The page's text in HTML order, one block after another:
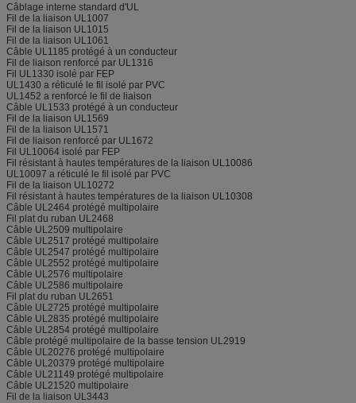
Câble plat de Conductorof IDC
OEM, OEM de câble plat d'IDC
PackagingDetail de câble plat d'IDC Poly-sac et carton
Câble plat de Lengthof IDC
Câble plat de Certificateof IDC
UL, ROHS
Câble plat de Detailof IDC de la
livraison
Câblage interne standard d'UL
Fil de la liaison UL1007
Fil de la liaison UL1015
Fil de la liaison UL1061
Câble UL1185 protégé à un conducteur
Fil de liaison renforcé par UL1316
Fil UL1330 isolé par FEP
UL1430 a réticulé le fil isolé par PVC
UL1452 a renforcé le fil de liaison
Câble UL1533 protégé à un conducteur
Fil de la liaison UL1569
Fil de la liaison UL1571
Fil de liaison renforcé par UL1672
Fil UL10064 isolé par FEP
Fil résistant à hautes températures de la liaison UL10086
UL10097 a réticulé le fil isolé par PVC
Fil de la liaison UL10272
Fil résistant à hautes températures de la liaison UL10308
Câble UL2464 protégé multipolaire
Fil plat du ruban UL2468
Câble UL2509 multipolaire
Câble UL2517 protégé multipolaire
Câble UL2547 protégé multipolaire
Câble UL2552 protégé multipolaire
Câble UL2576 multipolaire
Câble UL2586 multipolaire
Fil plat du ruban UL2651
Câble UL2725 protégé multipolaire
Câble UL2835 protégé multipolaire
Câble UL2854 protégé multipolaire
Câble protégé multipolaire de la basse tension UL2919
Câble UL20276 protégé multipolaire
Câble UL20379 protégé multipolaire
Câble UL21149 protégé multipolaire
Câble UL21520 multipolaire
Fil de la liaison UL3443